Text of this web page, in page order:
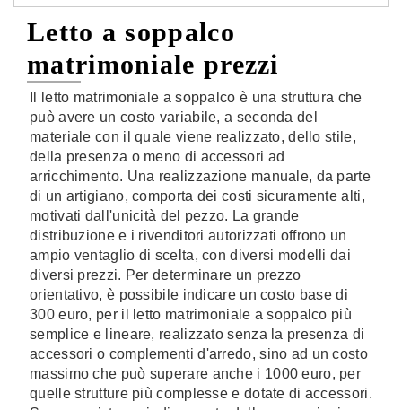
Letto a soppalco
matrimoniale prezzi
Il letto matrimoniale a soppalco è una struttura che
può avere un costo variabile, a seconda del
materiale con il quale viene realizzato, dello stile,
della presenza o meno di accessori ad
arricchimento. Una realizzazione manuale, da parte
di un artigiano, comporta dei costi sicuramente alti,
motivati dall'unicità del pezzo. La grande
distribuzione e i rivenditori autorizzati offrono un
ampio ventaglio di scelta, con diversi modelli dai
diversi prezzi. Per determinare un prezzo
orientativo, è possibile indicare un costo base di
300 euro, per il letto matrimoniale a soppalco più
semplice e lineare, realizzato senza la presenza di
accessori o complementi d'arredo, sino ad un costo
massimo che può superare anche i 1000 euro, per
quelle strutture più complesse e dotate di accessori.